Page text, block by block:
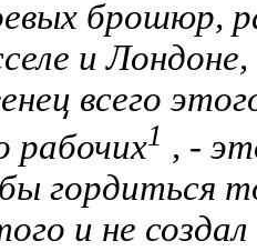
брошюр,
и Лондоне,
всего
рабочих1 , -
гордиться
и не